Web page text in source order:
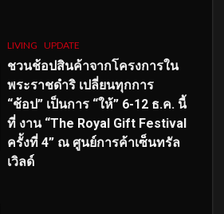
LIVING UPDATE
ชวนช้อปสินค้าจากโครงการใน
พระราชดำริ เปลี่ยนทุกการ
“ช้อป” เป็นการ “ให้” 6-12 ธ.ค. นี้
ที่ งาน “The Royal Gift Festival
ครั้งที่ 4” ณ ศูนย์การค้าเซ็นทรัล
เวิลด์